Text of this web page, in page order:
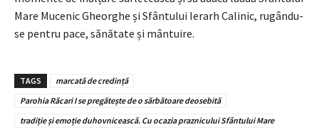
Mare Mucenic Gheorghe și Sfântului Ierarh Calinic, rugându-
se pentru pace, sănătate și mântuire.
TAGS
marcată de credință
Parohia Răcari I se pregătește de o sărbătoare deosebită
tradiție și emoție duhovnicească. Cu ocazia praznicului Sfântului Mare